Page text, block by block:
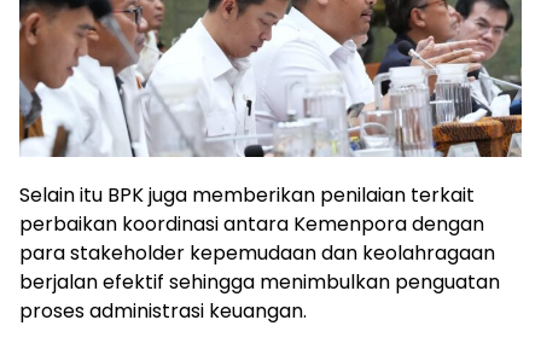
Selain itu BPK juga memberikan penilaian terkait
perbaikan koordinasi antara Kemenpora dengan
para stakeholder kepemudaan dan keolahragaan
berjalan efektif sehingga menimbulkan penguatan
proses administrasi keuangan.